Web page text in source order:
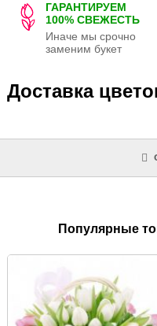
ГАРАНТИРУЕМ
100% СВЕЖЕСТЬ
Иначе мы срочно
заменим букет
Доставка
Популярные